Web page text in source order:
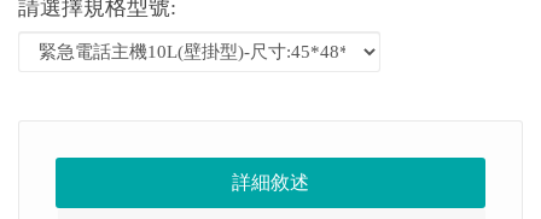
請選擇規格型號:
詳細敘述